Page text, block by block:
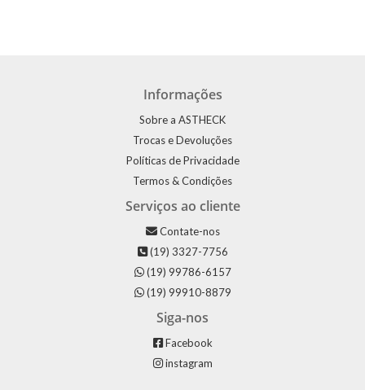
Informações
Sobre a ASTHECK
Trocas e Devoluções
Políticas de Privacidade
Termos & Condições
Serviços ao cliente
Contate-nos
(19) 3327-7756
(19) 99786-6157
(19) 99910-8879
Siga-nos
Facebook
instagram